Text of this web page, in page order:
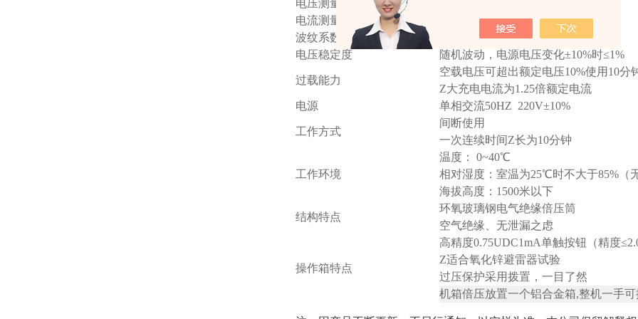
电压测量精度
电流测量精度
数显表 ±(1.5%读数±2个字)
波纹系数
电压稳定度
随机波动，电源电压变化±10%时≤1%
过载能力
空载电压可超出额定电压10%使用10分
Z大充电电流为1.25倍额定电流
电源
单相交流50HZ 220V±10%
工作方式
间断使用
一次连续时间Z长为10分钟
工作环境
温度： 0~40℃
相对湿度：室温为25℃时不大于85%（
海拔高度：1500米以下
结构特点
环氧玻璃钢电气绝缘倍压筒
空气绝缘、无泄漏之虑
操作箱特点
高精度0.75UDC1mA单触按钮（精度
Z适合氧化锌避雷器试验
过压保护采用拨置，一目了然
机箱倍压放置一个铝合金箱,整机一手可